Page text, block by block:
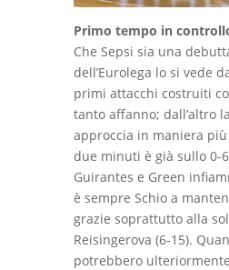
Primo tempo in
Che Sepsi sia una
dell’Eurolega lo si vede
primi attacchi costruiti
tanto affanno; dall’altro
approccia in maniera
due minuti è già sullo 0-
Guirantes e Green
è sempre Schio a
grazie soprattutto alla
Reisingerova (6-15).
potrebbero